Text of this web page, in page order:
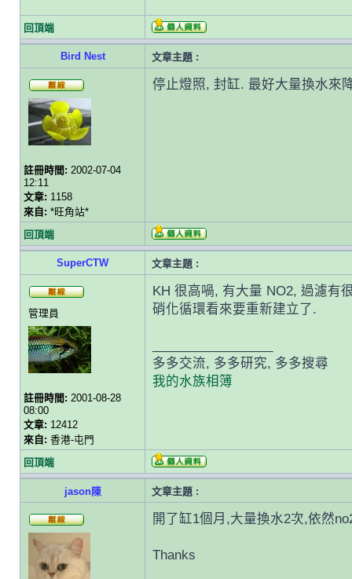
回頂端
Bird Nest 文章主題 :
註冊時間: 2002-07-04
12:11
文章: 1158
來自: *旺角站*
停止燈照, 封缸. 最好大量換水來
回頂端
SuperCTW 文章主題 :
管理員
註冊時間: 2001-08-28
08:00
文章: 12412
來自: 香港-屯門
KH 很高喎, 有大量 NO2, 過濾有
硝化循環看來要重新建立了.
多多交流, 多多研究, 多多搜尋
我的水族相簿
回頂端
jason陳 文章主題 :
開了缸1個月,大量換水2次,依然
Thanks